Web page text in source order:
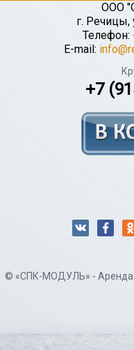
ООО
г. Речицы,
Телефон:
E-mail:
+7
© «СПК-МОДУЛЬ» - Аренда